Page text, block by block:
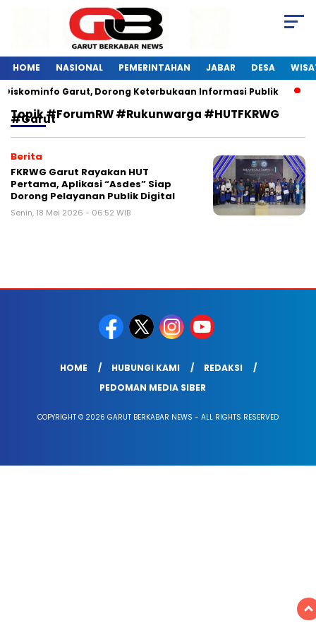
HOME NASIONAL PEMERINTAHAN JABAR DESA
Garut, Dorong Keterbukaan Informasi Publik
Topik#ForumRW #Rukunwarga #HUTFKRWG
#Garut
Berita
FKRWG Garut Rayakan HUT
Pertama, Aplikasi “Asdes” Siap
Dorong Pelayanan Publik Digital
Senin, 18 Mei 2026 - 06:52 WIB
HOME HUBUNGI KAMI
REDAKSI
PEDOMAN MEDIA SIBER
COPYRIGHT © 2026 GARUT BERKABAR NEWS - ALL RIGHTS RESERVED